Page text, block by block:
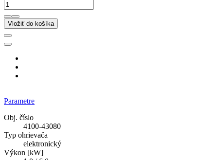
Vložiť do košíka
Parametre
Obj. číslo
4100-43080
Typ ohrievača
elektronický
Výkon [kW]